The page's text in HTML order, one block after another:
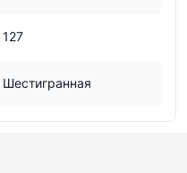
127
Шестигранная